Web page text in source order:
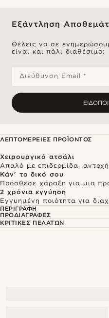
Εξάντληση
Θέλεις να σε
είναι και πάλι διαθέσιμο;
Διεύθυνση Email *
ΛΕΠΤΟΜΈΡΕΙΕΣ ΠΡΟΪΌΝΤΟΣ
Χειρουργικό ατσάλι
Απαλό με επιδερμίδα,
Κάν' το δικό σου
Πρόσθεσε χάραξη για μια
2 χρόνια εγγύηση
Εγγυημένη ποιότητα για
ΠΕΡΙΓΡΑΦΉ
ΠΡΟΔΙΑΓΡΑΦΈΣ
ΚΡΙΤΙΚΈΣ ΠΕΛΑΤΏΝ